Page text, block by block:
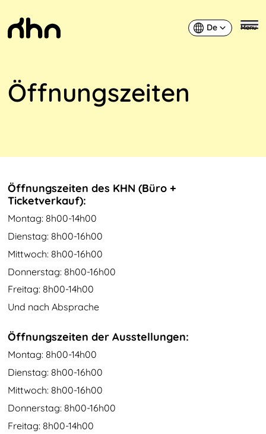
KHN
Deutsch
De Menu
Öffnungszeiten
Öffnungszeiten des KHN (Büro +
Ticketverkauf):
Montag: 8h00-14h00
Dienstag: 8h00-16h00
Mittwoch: 8h00-16h00
Donnerstag: 8h00-16h00
Freitag: 8h00-14h00
Und nach Absprache
Öffnungszeiten der Ausstellungen:
Montag: 8h00-14h00
Dienstag: 8h00-16h00
Mittwoch: 8h00-16h00
Donnerstag: 8h00-16h00
Freitag: 8h00-14h00